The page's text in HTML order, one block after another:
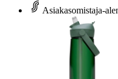
Asiakasomistaja-